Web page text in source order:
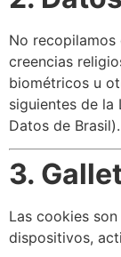
No recopilamos
creencias
biométricos u
siguientes de la
Datos de Brasil).
3.
Las cookies
dispositivos,